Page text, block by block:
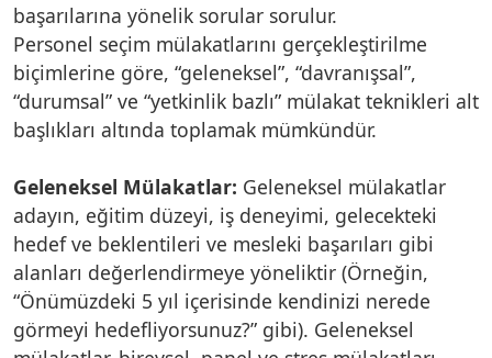
başarılarına yönelik sorular sorulur.
Personel seçim mülakatlarını gerçekleştirilme
biçimlerine göre, “geleneksel”, “davranışsal”,
“durumsal” ve “yetkinlik bazlı” mülakat teknikleri alt
başlıkları altında toplamak mümkündür.
Geleneksel Mülakatlar: Geleneksel mülakatlar
adayın, eğitim düzeyi, iş deneyimi, gelecekteki
hedef ve beklentileri ve mesleki başarıları gibi
alanları değerlendirmeye yöneliktir (Örneğin,
“Önümüzdeki 5 yıl içerisinde kendinizi nerede
görmeyi hedefliyorsunuz?” gibi). Geleneksel